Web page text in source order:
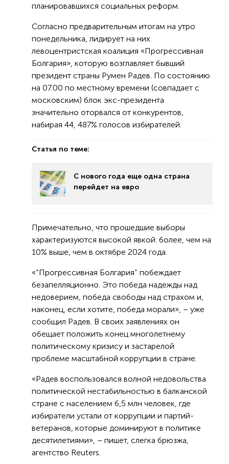
планировавшихся социальных реформ.
Согласно предварительным итогам на утро
понедельника, лидирует на них
левоцентристская коалиция «Прогрессивная
Болгария», которую возглавляет бывший
президент страны Румен Радев. По состоянию
на 07.00 по местному времени (совпадает с
московским) блок экс-президента
значительно оторвался от конкурентов,
набирая 44, 487% голосов избирателей.
Статья по теме:
С нового года еще одна страна
перейдет на евро
Примечательно, что прошедшие выборы
характеризуются высокой явкой: более, чем на
10% выше, чем в октябре 2024 года.
«“Прогрессивная Болгария” побеждает
безапелляционно. Это победа надежды над
недоверием, победа свободы над страхом и,
наконец, если хотите, победа морали», – уже
сообщил Радев. В своих заявлениях он
обещает положить конец многолетнему
политическому кризису и застарелой
проблеме масштабной коррупции в стране.
«Радев воспользовался волной недовольства
политической нестабильностью в балканской
стране с населением 6,5 млн человек, где
избиратели устали от коррупции и партий-
ветеранов, которые доминируют в политике
десятилетиями», – пишет, слегка брюзжа,
агентство Reuters.